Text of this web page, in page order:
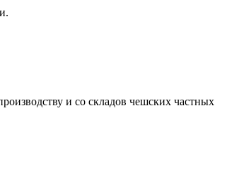
и со складов чешских частных